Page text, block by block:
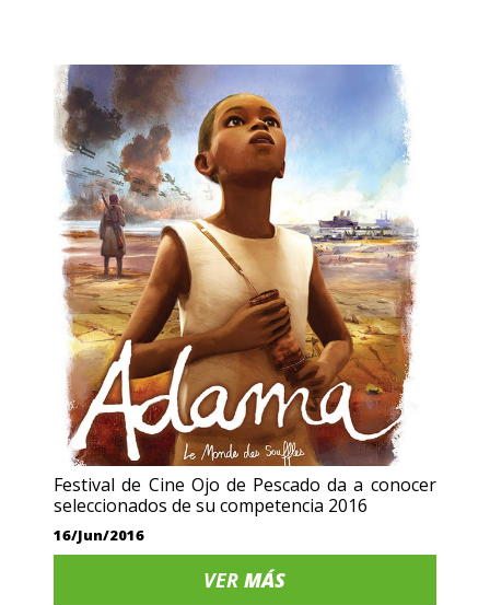
Festival de Cine Ojo de Pescado da a conocer
seleccionados de su competencia 2016
16/Jun/2016
VERMÁS